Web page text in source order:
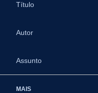
Título
Autor
Assunto
MAIS